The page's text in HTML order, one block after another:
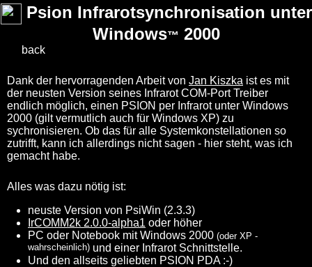
Psion Infrarotsynchronisation unter
Windows™ 2000
back
Dank der hervorragenden Arbeit von Jan Kiszka ist es mit
der neusten Version seines Infrarot COM-Port Treiber
endlich möglich, einen PSION per Infrarot unter Windows
2000 (gilt vermutlich auch für Windows XP) zu
sychronisieren. Ob das für alle Systemkonstellationen so
zutrifft, kann ich allerdings nicht sagen - hier steht, was ich
gemacht habe.
Alles was dazu nötig ist:
neuste Version von PsiWin (2.3.3)
IrCOMM2k 2.0.0-alpha1 oder höher
PC oder Notebook mit Windows 2000 (oder XP -
wahrscheinlich) und einer Infrarot Schnittstelle.
Und den allseits geliebten PSION PDA :-)